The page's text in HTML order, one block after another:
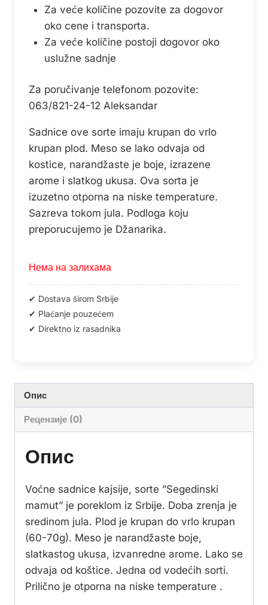
Za veće količine pozovite za dogovor
oko cene i transporta.
Za veće količine postoji dogovor oko
uslužne sadnje
Za poručivanje telefonom pozovite:
063/821-24-12 Aleksandar
Sadnice ove sorte imaju krupan do vrlo
krupan plod. Meso se lako odvaja od
kostice, narandžaste je boje, izrazene
arome i slatkog ukusa. Ova sorta je
izuzetno otporna na niske temperature.
Sazreva tokom jula. Podloga koju
preporucujemo je Džanarika.
Нема на залихама
Опис
Рецензије (0)
Опис
Voćne sadnice kajsije, sorte ”Segedinski
mamut” je poreklom iz Srbije. Doba zrenja je
sredinom jula. Plod je krupan do vrlo krupan
(60-70g). Meso je narandžaste boje,
slatkastog ukusa, izvanredne arome. Lako se
odvaja od koštice. Jedna od vodećih sorti.
Prilično je otporna na niske temperature .